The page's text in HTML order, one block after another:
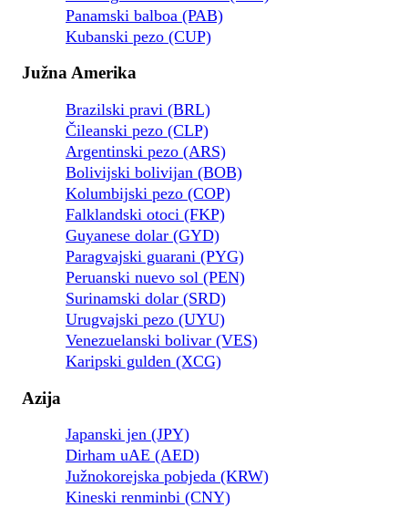
Panamski balboa (PAB)
Kubanski pezo (CUP)
Južna Amerika
Brazilski pravi (BRL)
Čileanski pezo (CLP)
Argentinski pezo (ARS)
Bolivijski bolivijan (BOB)
Kolumbijski pezo (COP)
Falklandski otoci (FKP)
Guyanese dolar (GYD)
Paragvajski guarani (PYG)
Peruanski nuevo sol (PEN)
Surinamski dolar (SRD)
Urugvajski pezo (UYU)
Venezuelanski bolivar (VES)
Karipski gulden (XCG)
Azija
Japanski jen (JPY)
Dirham uAE (AED)
Južnokorejska pobjeda (KRW)
Kineski renminbi (CNY)